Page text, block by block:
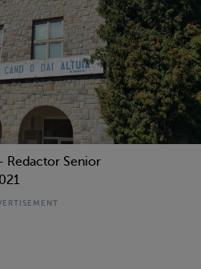
Redactor Senior